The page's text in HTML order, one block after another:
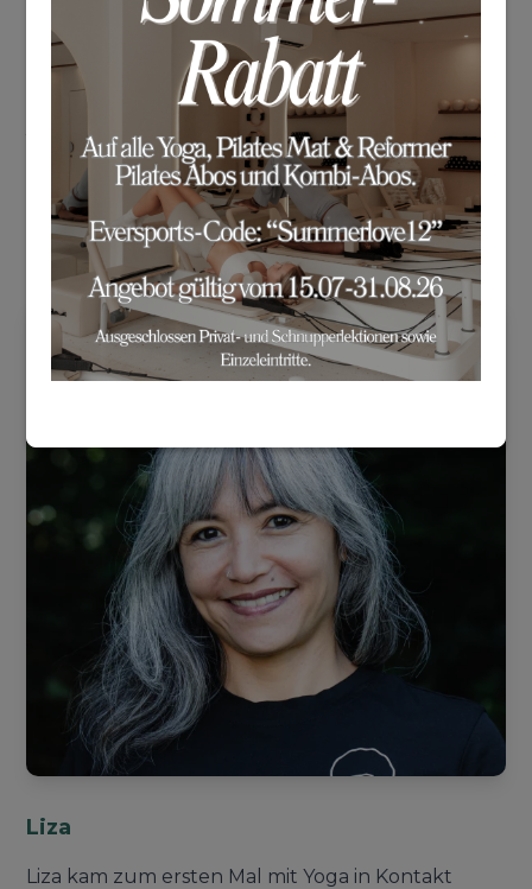
Yoga Weiterbildung bei Céline (Yoga Vida). Im Mai
2024 hat Laila ihre 300 Stunden Yoga-Ausbildung
bei House of Om (Bali) abgeschlossen. Ausserdem
hat sie eine Zertifizierung als Personaltrainerin. Im
Januar 2025 besuchte Laila das Aerial Yoga
Teacher Training bei Yoga House.
Ausbildung
Liza
Liza kam zum ersten Mal mit Yoga in Kontakt